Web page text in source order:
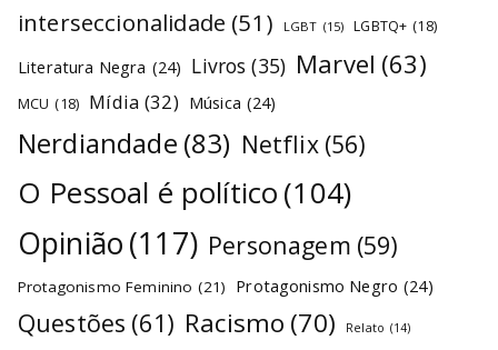
interseccionalidade (51) LGBT (15) LGBTQ+ (18)
Literatura Negra (24) Livros (35) Marvel (63)
MCU (18) Mídia (32) Música (24)
Nerdiandade (83) Netflix (56)
O Pessoal é político(104)
Opinião(117) Personagem (59)
Protagonismo Feminino (21) Protagonismo Negro (24)
Questões (61) Racismo (70) Relato (14)